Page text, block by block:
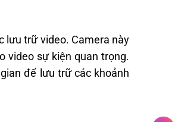
lưu trữ video. Camera này
video sự kiện quan trọng.
để lưu trữ các khoảnh